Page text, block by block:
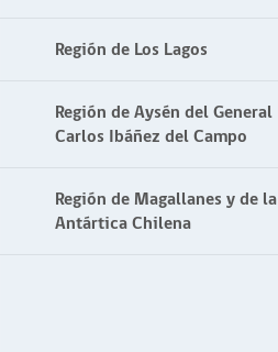
Región de Los Lagos
Región de Aysén del General
Carlos Ibáñez del Campo
Región de Magallanes y de la
Antártica Chilena